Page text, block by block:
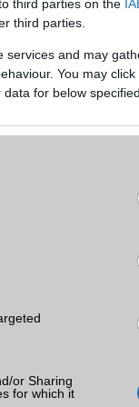
third parties on the
third parties.
services and may
You may
for below
or Sharing
for which it
GB
push eMail